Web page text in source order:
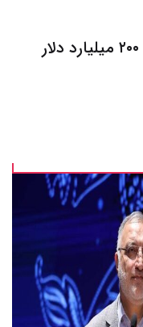
نقدینگی موجود در جامعه ما ۲۰۰ میلیارد دلار